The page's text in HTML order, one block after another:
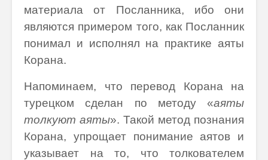
материала от Посланника, ибо они
являются примером того, как Посланник
понимал и исполнял на практике аяты
Корана.
Напоминаем, что перевод Корана на
турецком сделан по методу «аяты
толкуют аяты». Такой метод познания
Корана, упрощает понимание аятов и
указывает на то, что толкователем